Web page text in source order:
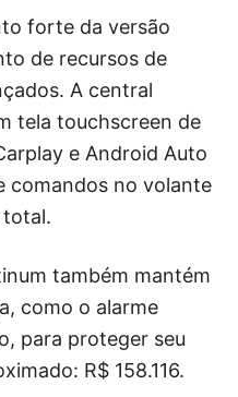
forte da versão
de recursos de
A central
tela touchscreen de
e Android Auto
comandos no volante
também mantém
como o alarme
para proteger seu
R$ 158.116.